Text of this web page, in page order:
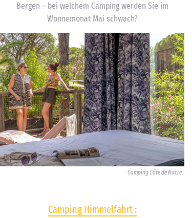
Bergen – bei welchem Camping werden Sie im
Wonnemonat Mai schwach?
Camping Côte de Nacre
Camping Himmelfahrt :